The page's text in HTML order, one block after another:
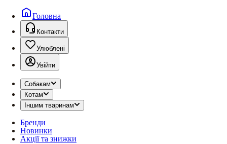
Головна
Контакти
Улюблені
Увійти
Собакам
Котам
Іншим тваринам
Бренди
Новинки
Акції та знижки